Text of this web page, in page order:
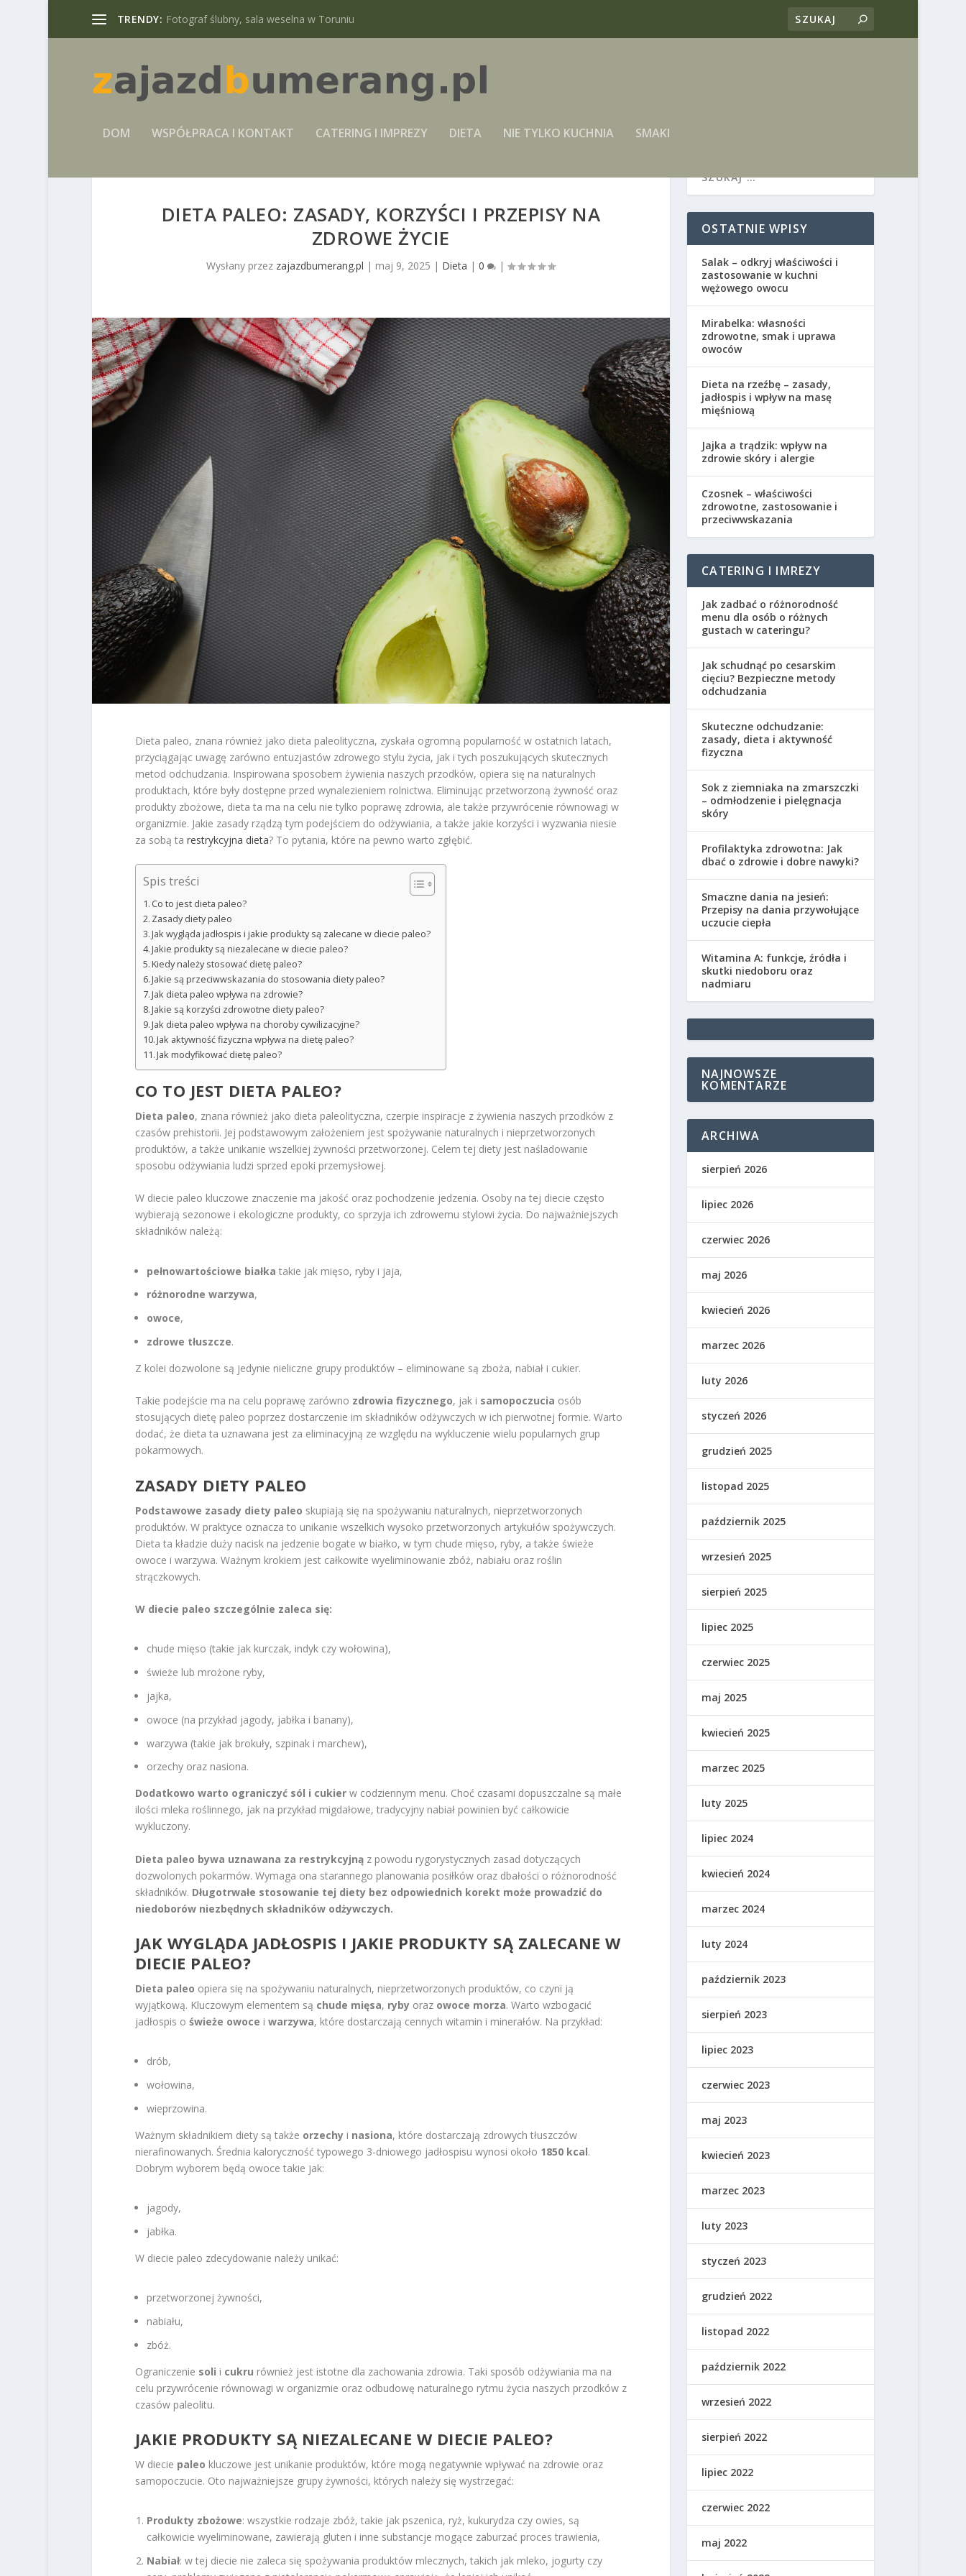
TRENDY: Fotograf ślubny, sala weselna w Toruniu
DOM WSPÓŁPRACA I KONTAKT CATERING I IMPREZY DIETA NIE TYLKO KUCHNIA SMAKI
DIETA PALEO: ZASADY, KORZYŚCI I PRZEPISY NA
ZDROWE ŻYCIE
Wysłany przez zajazdbumerang.pl | maj 9, 2025 | Dieta |0 |
Dieta paleo, znana również jako dieta paleolityczna, zyskała ogromną popularność w ostatnich latach,
przyciągając uwagę zarówno entuzjastów zdrowego stylu życia, jak i tych poszukujących skutecznych
metod odchudzania. Inspirowana sposobem żywienia naszych przodków, opiera się na naturalnych
produktach, które były dostępne przed wynalezieniem rolnictwa. Eliminując przetworzoną żywność oraz
produkty zbożowe, dieta ta ma na celu nie tylko poprawę zdrowia, ale także przywrócenie równowagi w
organizmie. Jakie zasady rządzą tym podejściem do odżywiania, a także jakie korzyści i wyzwania niesie
za sobą ta restrykcyjna dieta? To pytania, które na pewno warto zgłębić.
Spis treści
Co to jest dieta paleo?
Zasady diety paleo
Jak wygląda jadłospis i jakie produkty są zalecane w diecie paleo?
Jakie produkty są niezalecane w diecie paleo?
Kiedy należy stosować dietę paleo?
Jakie są przeciwwskazania do stosowania diety paleo?
Jak dieta paleo wpływa na zdrowie?
Jakie są korzyści zdrowotne diety paleo?
Jak dieta paleo wpływa na choroby cywilizacyjne?
Jak aktywność fizyczna wpływa na dietę paleo?
Jak modyfikować dietę paleo?
CO TO JEST DIETA PALEO?
Dieta paleo, znana również jako dieta paleolityczna, czerpie inspiracje z żywienia naszych przodków z
czasów prehistorii. Jej podstawowym założeniem jest spożywanie naturalnych i nieprzetworzonych
produktów, a także unikanie wszelkiej żywności przetworzonej. Celem tej diety jest naśladowanie
sposobu odżywiania ludzi sprzed epoki przemysłowej.
W diecie paleo kluczowe znaczenie ma jakość oraz pochodzenie jedzenia. Osoby na tej diecie często
wybierają sezonowe i ekologiczne produkty, co sprzyja ich zdrowemu stylowi życia. Do najważniejszych
składników należą:
pełnowartościowe białka takie jak mięso, ryby i jaja,
różnorodne warzywa,
owoce,
zdrowe tłuszcze.
Z kolei dozwolone są jedynie nieliczne grupy produktów – eliminowane są zboża, nabiał i cukier.
Takie podejście ma na celu poprawę zarówno zdrowia fizycznego, jak i samopoczucia osób
stosujących dietę paleo poprzez dostarczenie im składników odżywczych w ich pierwotnej formie. Warto
dodać, że dieta ta uznawana jest za eliminacyjną ze względu na wykluczenie wielu popularnych grup
pokarmowych.
ZASADY DIETY PALEO
Podstawowe zasady diety paleo skupiają się na spożywaniu naturalnych, nieprzetworzonych
produktów. W praktyce oznacza to unikanie wszelkich wysoko przetworzonych artykułów spożywczych.
Dieta ta kładzie duży nacisk na jedzenie bogate w białko, w tym chude mięso, ryby, a także świeże
owoce i warzywa. Ważnym krokiem jest całkowite wyeliminowanie zbóż, nabiału oraz roślin
strączkowych.
W diecie paleo szczególnie zaleca się:
chude mięso (takie jak kurczak, indyk czy wołowina),
świeże lub mrożone ryby,
jajka,
owoce (na przykład jagody, jabłka i banany),
warzywa (takie jak brokuły, szpinak i marchew),
orzechy oraz nasiona.
Dodatkowo warto ograniczyć sól i cukierw codziennym menu. Choć czasami dopuszczalne są małe
ilości mleka roślinnego, jak na przykład migdałowe, tradycyjny nabiał powinien być całkowicie
wykluczony.
Dieta paleo bywa uznawana za restrykcyjnąz powodu rygorystycznych zasad dotyczących
dozwolonych pokarmów. Wymaga ona starannego planowania posiłków oraz dbałości o różnorodność
składników. Długotrwałe stosowanie tej diety bez odpowiednich korekt może prowadzić do
niedoborów niezbędnych składników odżywczych.
JAK WYGLĄDA JADŁOSPIS I JAKIE PRODUKTY SĄ ZALECANE W
DIECIE PALEO?
Dieta paleo opiera się na spożywaniu naturalnych, nieprzetworzonych produktów, co czyni ją
wyjątkową. Kluczowym elementem są chude mięsa, rybyoraz owoce morza. Warto wzbogacić
jadłospis o świeże owoce i warzywa, które dostarczają cennych witamin i minerałów. Na przykład:
drób,
wołowina,
wieprzowina.
Ważnym składnikiem diety są także orzechyi nasiona, które dostarczają zdrowych tłuszczów
nierafinowanych. Średnia kaloryczność typowego 3-dniowego jadłospisu wynosi około 1850 kcal.
Dobrym wyborem będą owoce takie jak:
jagody,
jabłka.
W diecie paleo zdecydowanie należy unikać:
przetworzonej żywności,
nabiału,
zbóż.
Ograniczenie soli i cukru również jest istotne dla zachowania zdrowia. Taki sposób odżywiania ma na
celu przywrócenie równowagi w organizmie oraz odbudowę naturalnego rytmu życia naszych przodków z
czasów paleolitu.
JAKIE PRODUKTY SĄ NIEZALECANE W DIECIE PALEO?
W diecie paleo kluczowe jest unikanie produktów, które mogą negatywnie wpływać na zdrowie oraz
samopoczucie. Oto najważniejsze grupy żywności, których należy się wystrzegać:
Produkty zbożowe: wszystkie rodzaje zbóż, takie jak pszenica, ryż, kukurydza czy owies, są
całkowicie wyeliminowane, zawierają gluten i inne substancje mogące zaburzać proces trawienia,
Nabiał: w tej diecie nie zaleca się spożywania produktów mlecznych, takich jak mleko, jogurty czy
OSTATNIE WPISY
Salak – odkryj właściwości i
zastosowanie w kuchni
wężowego owocu
Mirabelka: własności
zdrowotne, smak i uprawa
owoców
Dieta na rzeźbę – zasady,
jadłospis i wpływ na masę
mięśniową
Jajka a trądzik: wpływ na
zdrowie skóry i alergie
Czosnek – właściwości
zdrowotne, zastosowanie i
przeciwwskazania
CATERING I IMREZY
Jak zadbać o różnorodność
menu dla osób o różnych
gustach w cateringu?
Jak schudnąć po cesarskim
cięciu? Bezpieczne metody
odchudzania
Skuteczne odchudzanie:
zasady, dieta i aktywność
fizyczna
Sok z ziemniaka na zmarszczki
– odmłodzenie i pielęgnacja
skóry
Profilaktyka zdrowotna: Jak
dbać o zdrowie i dobre nawyki?
Smaczne dania na jesień:
Przepisy na dania przywołujące
uczucie ciepła
Witamina A: funkcje, źródła i
skutki niedoboru oraz
nadmiaru
NAJNOWSZE
KOMENTARZE
ARCHIWA
sierpień 2026
lipiec 2026
czerwiec 2026
maj 2026
kwiecień 2026
marzec 2026
luty 2026
styczeń 2026
grudzień 2025
listopad 2025
październik 2025
wrzesień 2025
sierpień 2025
lipiec 2025
czerwiec 2025
maj 2025
kwiecień 2025
marzec 2025
luty 2025
lipiec 2024
kwiecień 2024
marzec 2024
luty 2024
październik 2023
sierpień 2023
lipiec 2023
czerwiec 2023
maj 2023
kwiecień 2023
marzec 2023
luty 2023
styczeń 2023
grudzień 2022
listopad 2022
październik 2022
wrzesień 2022
sierpień 2022
lipiec 2022
czerwiec 2022
maj 2022